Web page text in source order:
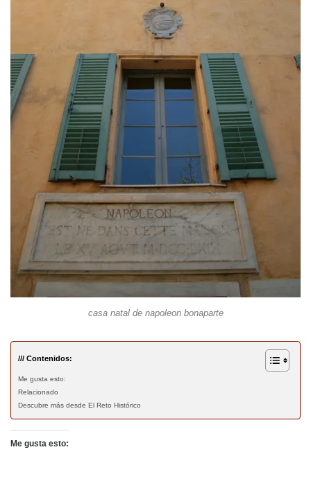
casa natal de napoleon bonaparte
/// Contenidos:
Me gusta esto:
Relacionado
Descubre más desde El Reto Histórico
Me gusta esto: